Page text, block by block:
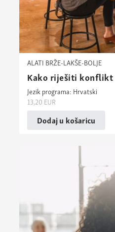
ALATI BRŽE-LAKŠE-BOLJE
Kako riješiti konflikt
Jezik programa: Hrvatski
13,20 EUR
Dodaj u košaricu